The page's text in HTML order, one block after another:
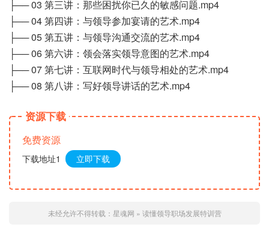
├── 03 第三讲：那些困扰你已久的敏感问题.mp4
├── 04 第四讲：与领导参加宴请的艺术.mp4
├── 05 第五讲：与领导沟通交流的艺术.mp4
├── 06 第六讲：领会落实领导意图的艺术.mp4
├── 07 第七讲：互联网时代与领导相处的艺术.mp4
├── 08 第八讲：写好领导讲话的艺术.mp4
资源下载
免费资源
下载地址1 立即下载
未经允许不得转载： 星魂网 » 读懂领导职场发展特训营